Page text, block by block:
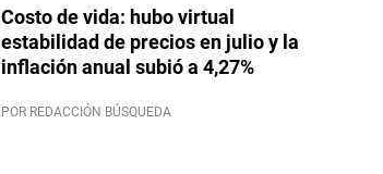
Costo de vida: hubo virtual
estabilidad de precios en julio y la
inflación anual subió a 4,27%
POR REDACCIÓN BÚSQUEDA